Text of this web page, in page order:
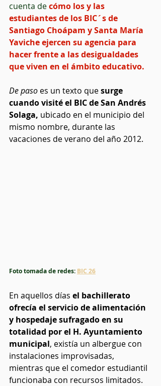
cuenta de cómo los y las
estudiantes de los BIC´s de
Santiago Choápam y Santa María
Yaviche ejercen su agencia para
hacer frente a las desigualdades
que viven en el ámbito educativo.
De paso es un texto que surge
cuando visité el BIC de San Andrés
Solaga, ubicado en el municipio del
mismo nombre, durante las
vacaciones de verano del año 2012.
Foto tomada de redes: BIC 26
En aquellos días el bachillerato
ofrecía el servicio de alimentación
y hospedaje sufragado en su
totalidad por el H. Ayuntamiento
municipal, existía un albergue con
instalaciones improvisadas,
mientras que el comedor estudiantil
funcionaba con recursos limitados.